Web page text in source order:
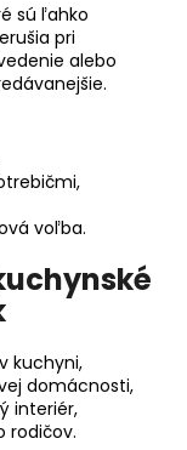
sú ľahko
pri
alebo
voľba.
kuchyni,
domácnosti,
interiér,
rodičov.